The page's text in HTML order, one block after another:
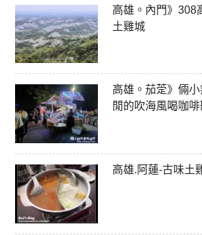
高雄。內門》308
土雞城
高雄。茄萣》倆
閒的吹海風喝咖
高雄.阿蓮-古味土